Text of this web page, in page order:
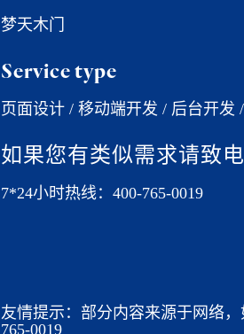
梦天木门
Service type
页面设计 / 移动端开发 / 后台开发
如果您有类似需求请致
7*24小时热线：400-765-0019
友情提示：部分内容来源于网络
765-0019